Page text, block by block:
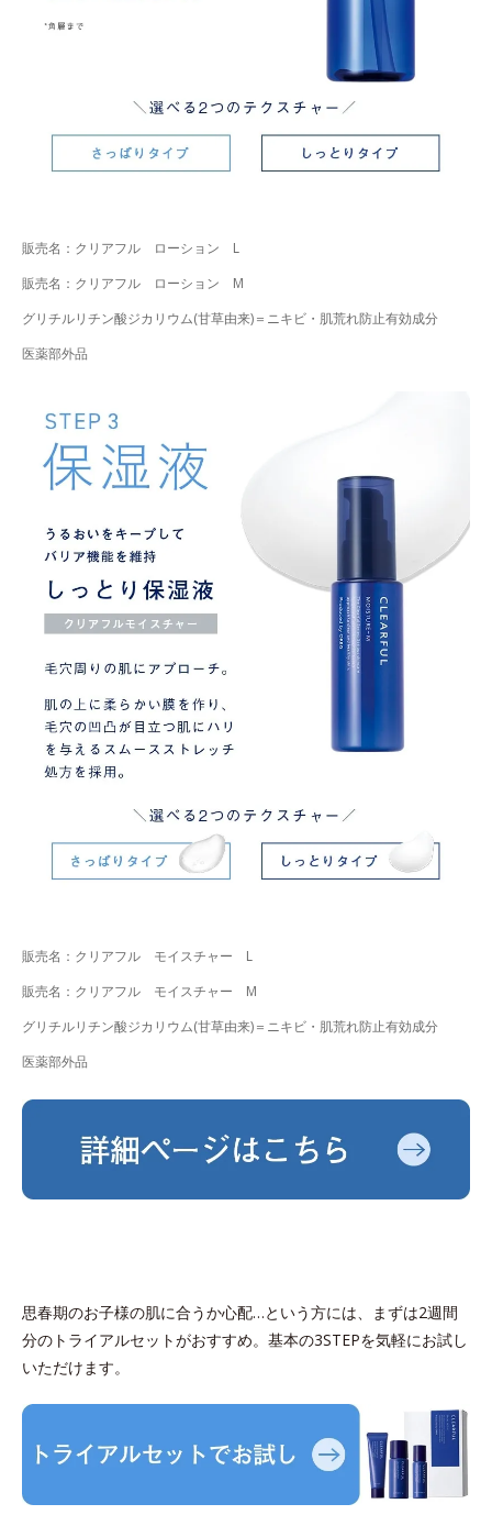
販売名：クリアフル ローション L
販売名：クリアフル ローション M
グリチルリチン酸ジカリウム(甘草由来)＝ニキビ・肌荒れ防止有効成分
医薬部外品
販売名：クリアフル モイスチャー L
販売名：クリアフル モイスチャー M
グリチルリチン酸ジカリウム(甘草由来)＝ニキビ・肌荒れ防止有効成分
医薬部外品
思春期のお子様の肌に合うか心配…という方には、まずは2週間
分のトライアルセットがおすすめ。基本の3STEPを気軽にお試し
いただけます。